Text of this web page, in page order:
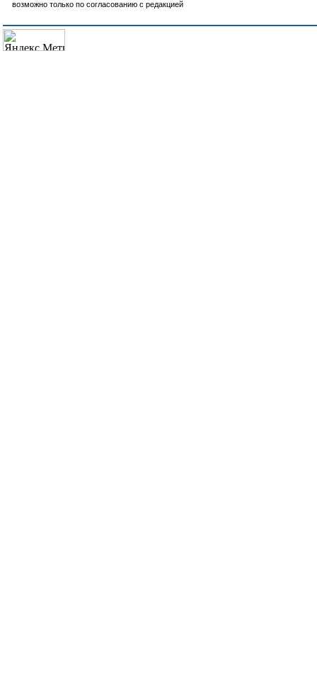
возможно только по согласованию с редакцией